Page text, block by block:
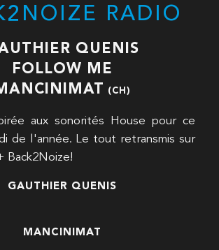
RADIO
QUENIS
FOLLOW ME
(CH)
aux sonorités House pour ce
de l'année. Le tout retransmis sur
Back2Noize!
GAUTHIER QUENIS
MANCINIMAT